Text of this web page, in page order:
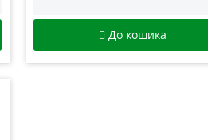
До кошика